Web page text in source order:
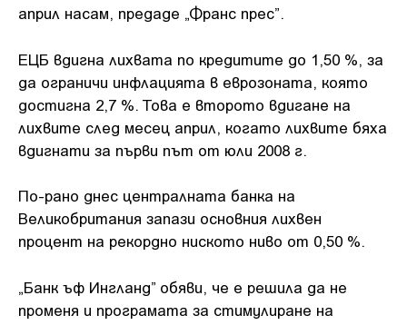
април насам, предаде „Франс прес”.
ЕЦБ вдигна лихвата по кредитите до 1,50 %, за
да ограничи инфлацията в еврозоната, която
достигна 2,7 %. Това е второто вдигане на
лихвите след месец април, когато лихвите бяха
вдигнати за първи път от юли 2008 г.
По-рано днес централната банка на
Великобритания запази основния лихвен
процент на рекордно ниското ниво от 0,50 %.
„Банк ъф Ингланд” обяви, че е решила да не
променя и програмата за стимулиране на